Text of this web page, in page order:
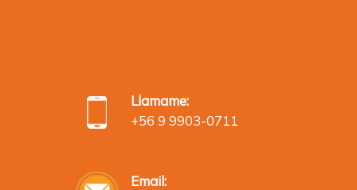
Llamame:
+56 9 9903-0711
Email: